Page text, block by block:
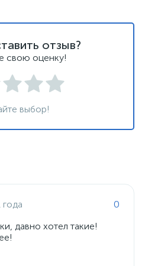
отзыв?
свою оценку!
выбор!
0
давно хотел такие!